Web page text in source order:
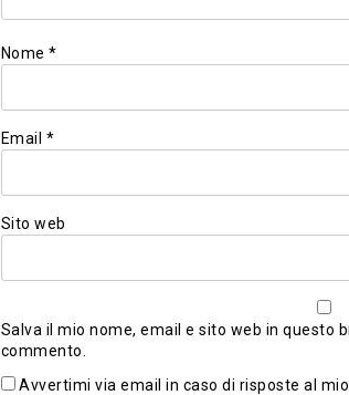
Nome *
Email *
Sito web
Salva il mio nome, email e sito web in questo
commento.
Avvertimi via email in caso di risposte al